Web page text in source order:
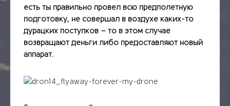
есть ты правильно провел всю предполетную
подготовку, не совершал в воздухе каких-то
дурацких поступков – то в этом случае
возвращают деньги либо предоставляют новый
аппарат.